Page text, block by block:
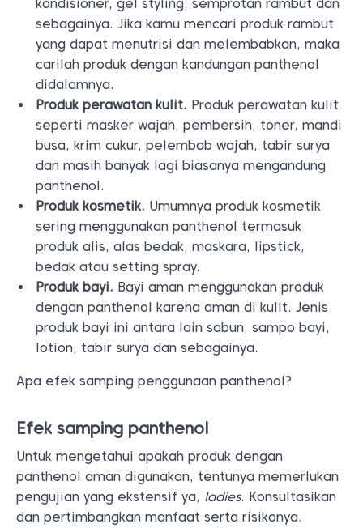
kondisioner, gel styling, semprotan rambut dan
sebagainya. Jika kamu mencari produk rambut
yang dapat menutrisi dan melembabkan, maka
carilah produk dengan kandungan panthenol
didalamnya.
Produk perawatan kulit. Produk perawatan kulit
seperti masker wajah, pembersih, toner, mandi
busa, krim cukur, pelembab wajah, tabir surya
dan masih banyak lagi biasanya mengandung
panthenol.
Produk kosmetik. Umumnya produk kosmetik
sering menggunakan panthenol termasuk
produk alis, alas bedak, maskara, lipstick,
bedak atau setting spray.
Produk bayi. Bayi aman menggunakan produk
dengan panthenol karena aman di kulit. Jenis
produk bayi ini antara lain sabun, sampo bayi,
lotion, tabir surya dan sebagainya.
Apa efek samping penggunaan panthenol?
Efek samping panthenol
Untuk mengetahui apakah produk dengan
panthenol aman digunakan, tentunya memerlukan
pengujian yang ekstensif ya, ladies. Konsultasikan
dan pertimbangkan manfaat serta risikonya.